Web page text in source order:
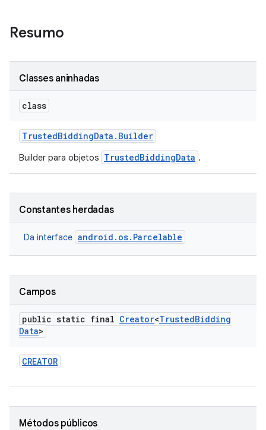
Resumo
Classes aninhadas
class
TrustedBiddingData . Builder
Builder para objetos TrustedBiddingData .
Constantes herdadas
Da interface android.os.Parcelable
Campos
public static final Creator<TrustedBidding
Data>
CREATOR
Métodos públicos